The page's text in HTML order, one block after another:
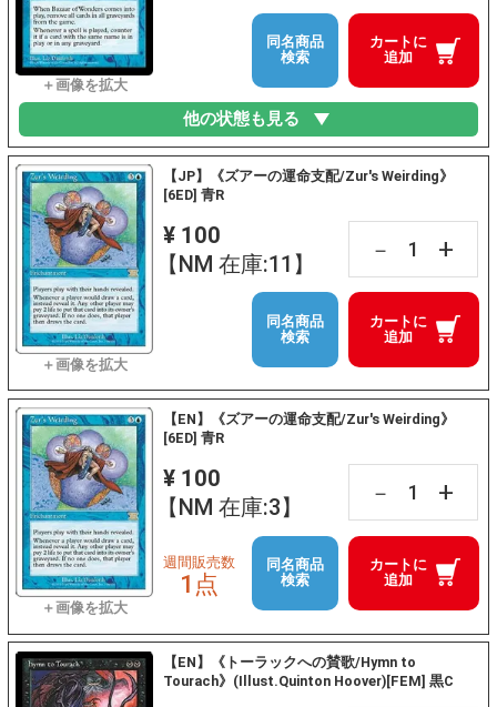
カートに
追加
同名商品
検索
他の状態も見る
【JP】《ズアーの運命支配/Zur's Weirding》
[6ED] 青R
¥ 100
【NM 在庫:11】
－ +
カートに
追加
同名商品
検索
【EN】《ズアーの運命支配/Zur's Weirding》
[6ED] 青R
¥ 100
【NM 在庫:3】
－ +
カートに
追加
週間販売数
1点
同名商品
検索
【EN】《トーラックへの賛歌/Hymn to
Tourach》(Illust.Quinton Hoover)[FEM] 黒C